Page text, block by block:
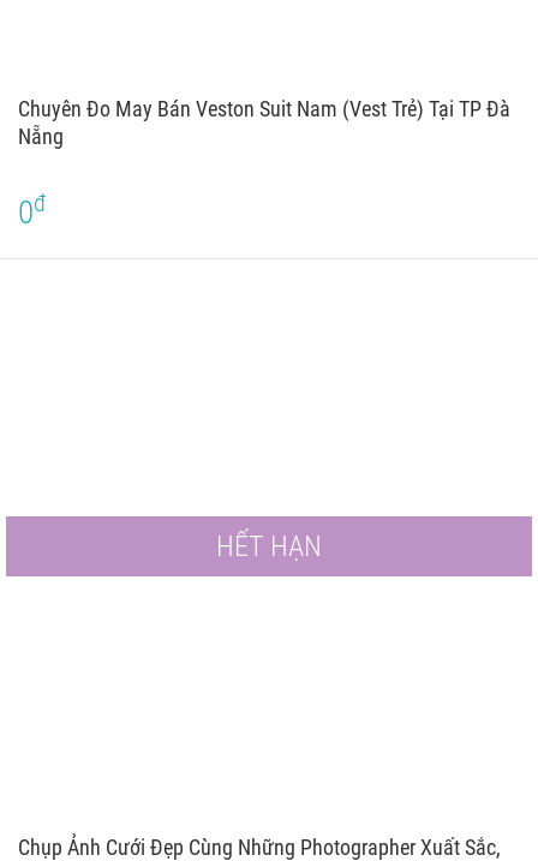
Chuyên Đo May Bán Veston Suit Nam (Vest Trẻ) Tại TP Đà
Nẵng
0đ
HẾT HẠN
Chụp Ảnh Cưới Đẹp Cùng Những Photographer Xuất Sắc,